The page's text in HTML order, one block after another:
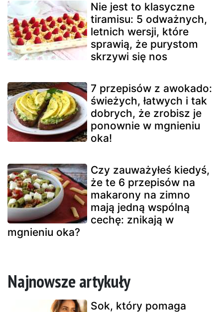
Nie jest to klasyczne
tiramisu: 5 odważnych,
letnich wersji, które
sprawią, że purystom
skrzywi się nos
7 przepisów z awokado:
świeżych, łatwych i tak
dobrych, że zrobisz je
ponownie w mgnieniu
oka!
Czy zauważyłeś kiedyś,
że te 6 przepisów na
makarony na zimno
mają jedną wspólną
cechę: znikają w
mgnieniu oka?
Najnowsze artykuły
Sok, który pomaga